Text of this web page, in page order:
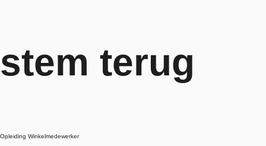
stem terug
Opleiding Winkelmedewerker